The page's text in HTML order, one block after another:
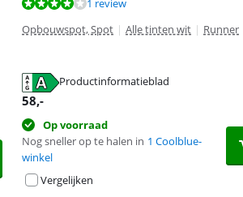
1 review
Opbouwspot, Spot | Alle tinten wit | Runner
Productinformatieblad
58,-
Op voorraad
Nog sneller op te halen in 1 Coolblue-
winkel
Vergelijken